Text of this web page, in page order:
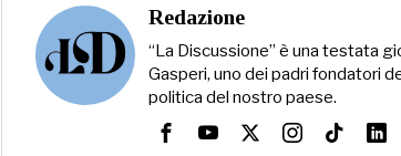
Redazione
“La Discussione” è una testata
Gasperi, uno dei padri fondatori
politica del nostro paese.